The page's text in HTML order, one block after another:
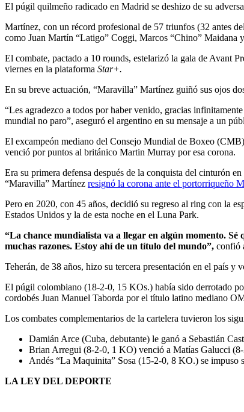
El púgil quilmeño radicado en Madrid se deshizo de su
Martínez, con un récord profesional de 57 triunfos (32 antes
como Juan Martín “Latigo” Coggi, Marcos “Chino” Maidana
El combate, pactado a 10 rounds, estelarizó la gala de Avant
viernes en la plataforma Star+.
En su breve actuación, “Maravilla” Martínez guiñó sus ojos
“Les agradezco a todos por haber venido, gracias
mundial no paro”, aseguró el argentino en su mensaje a un
El excampeón mediano del Consejo Mundial de Boxeo (CMB)
venció por puntos al británico Martin Murray por esa corona.
Era su primera defensa después de la conquista del cinturón
“Maravilla” Martínez resignó la corona ante el portorriqueño
Pero en 2020, con 45 años, decidió su regreso al ring con la
Estados Unidos y la de esta noche en el Luna Park.
“La chance mundialista va a llegar en algún momento.
muchas razones. Estoy ahí de un título del mundo”, confió
Teherán, de 38 años, hizo su tercera presentación en el país y
El púgil colombiano (18-2-0, 15 KOs.) había sido derrotado
cordobés Juan Manuel Taborda por el título latino mediano
Los combates complementarios de la cartelera tuvieron los
Damián Arce (Cuba, debutante) le ganó a Sebastián
Brian Arregui (8-2-0, 1 KO) venció a Matías Galucci
Andés “La Maquinita” Sosa (15-2-0, 8 KO.) se
LA LEY DEL DEPORTE